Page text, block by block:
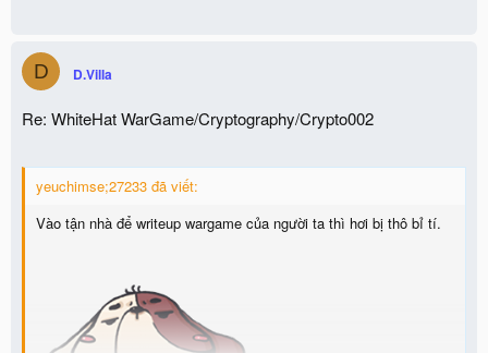
D D.Villa
Re: WhiteHat WarGame/Cryptography/Crypto002
yeuchimse;27233 đã viết:
Vào tận nhà để writeup wargame của người ta thì hơi bị thô bỉ tí.